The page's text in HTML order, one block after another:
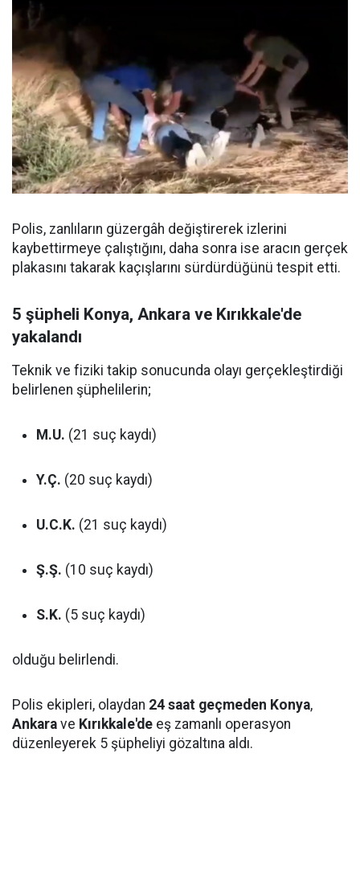
Polis, zanlıların güzergâh değiştirerek izlerini
kaybettirmeye çalıştığını, daha sonra ise aracın gerçek
plakasını takarak kaçışlarını sürdürdüğünü tespit etti.
5 şüpheli Konya, Ankara ve Kırıkkale'de
yakalandı
Teknik ve fiziki takip sonucunda olayı gerçekleştirdiği
belirlenen şüphelilerin;
M.U. (21 suç kaydı)
Y.Ç. (20 suç kaydı)
U.C.K. (21 suç kaydı)
Ş.Ş. (10 suç kaydı)
S.K. (5 suç kaydı)
olduğu belirlendi.
Polis ekipleri, olaydan 24 saat geçmeden Konya,
Ankara ve Kırıkkale'de eş zamanlı operasyon
düzenleyerek 5 şüpheliyi gözaltına aldı.